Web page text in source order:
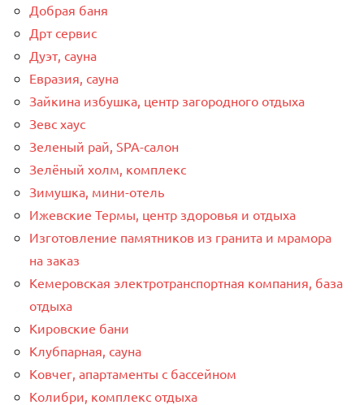
Добрая баня
Дрт сервис
Дуэт, сауна
Евразия, сауна
Зайкина избушка, центр загородного отдыха
Зевс хаус
Зеленый рай, SPA-салон
Зелёный холм, комплекс
Зимушка, мини-отель
Ижевские Термы, центр здоровья и отдыха
Изготовление памятников из гранита и мрамора
на заказ
Кемеровская электротранспортная компания, база
отдыха
Кировские бани
Клубпарная, сауна
Ковчег, апартаменты с бассейном
Колибри, комплекс отдыха